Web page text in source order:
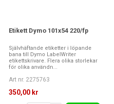
Etikett Dymo 101x54 220/fp
Självhäftande etiketter i löpande
bana till Dymo LabelWriter
etikettskrivare. Flera olika storlekar
för olika användn...
Art nr. 2275763
350,00 kr